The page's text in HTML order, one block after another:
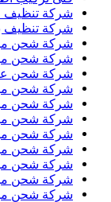
شركة تنظيف
شركة تنظيف
شركة شحن
شركة شحن من
شركة شحن عفش
شركة شحن
شركة شحن
شركة شحن من
شركة شحن من
شركة شحن من
شركة شحن من
شركة شحن
شركة شحن